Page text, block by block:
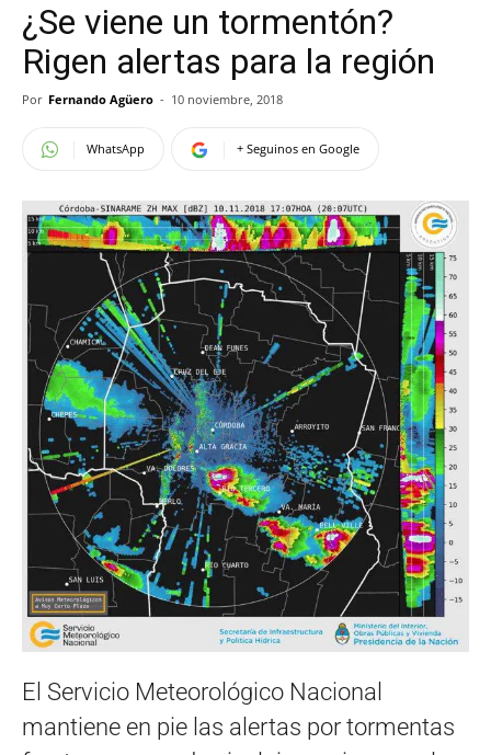
¿Se viene un tormentón?
Rigen alertas para la región
Por Fernando Agüero - 10 noviembre, 2018
WhatsApp + Seguinos en Google
El Servicio Meteorológico Nacional
mantiene en pie las alertas por tormentas